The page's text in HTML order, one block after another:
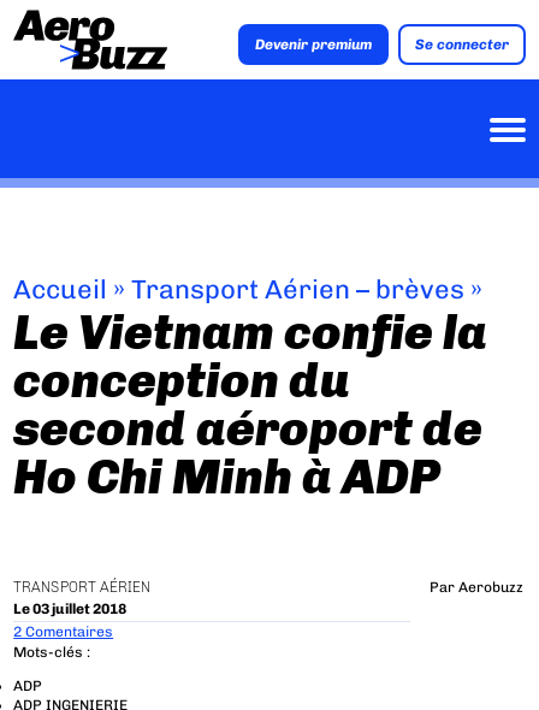
Devenir premium Se connecter
Accueil »Transport Aérien – brèves »
Le Vietnam confie la
conception du
second aéroport de
Ho Chi Minh à ADP
TRANSPORT AÉRIEN
Le 03 juillet 2018
Par Aerobuzz
2 Comentaires
Mots-clés :
ADP
ADP INGENIERIE